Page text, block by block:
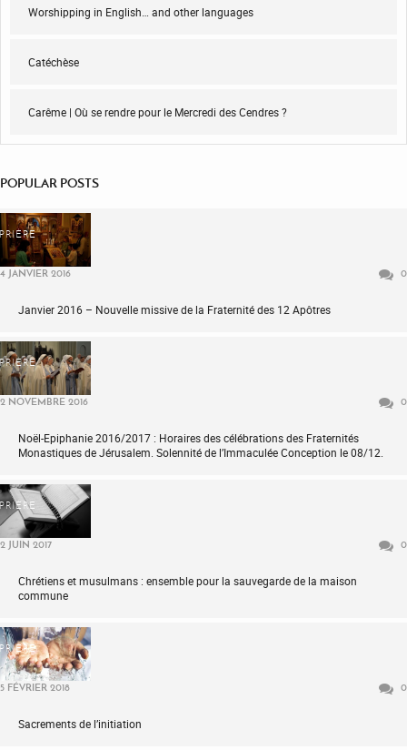
Worshipping in English… and other languages
Catéchèse
Carême | Où se rendre pour le Mercredi des Cendres ?
POPULAR POSTS
PRIÈRE
4 JANVIER 2016 0
Janvier 2016 – Nouvelle missive de la Fraternité des 12 Apôtres
PRIÈRE
2 NOVEMBRE 2016 0
Noël-Epiphanie 2016/2017 : Horaires des célébrations des Fraternités
Monastiques de Jérusalem. Solennité de l’Immaculée Conception le 08/12.
PRIÈRE
2 JUIN 2017 0
Chrétiens et musulmans : ensemble pour la sauvegarde de la maison
commune
PRIÈRE
5 FÉVRIER 2018 0
Sacrements de l’initiation